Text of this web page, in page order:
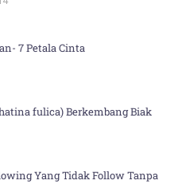
7 Petala Cinta
fulica) Berkembang Biak
Yang Tidak Follow Tanpa